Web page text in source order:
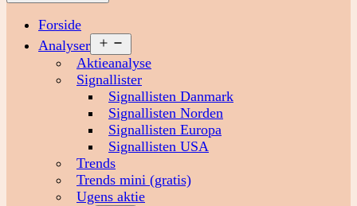
Forside
Analyser
menu
Aktieanalyse
Signallister
Signallisten Danmark
Signallisten Norden
Signallisten Europa
Signallisten USA
Trends
Trends mini (gratis)
Ugens aktie